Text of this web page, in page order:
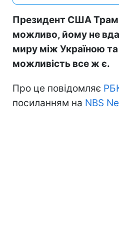
Президент США
можливо, йому не
миру між Україною
можливість все ж є.
Про це повідомляє
посиланням на NBS